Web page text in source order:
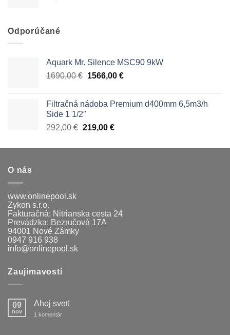
Odporúčané
Aquark Mr. Silence MSC90 9kW
1690,00€ Pôvodná
1690,00 €.
1566,00 €Aktuálna
1566,00 €.
Filtračná nádoba Premium d400mm 6,5m3/h
Side 1 1/2″
292,00€ Pôvodná
bola:
219,00 €Aktuálna
je:
O nás
www.onlinepool.sk
Zykon s.r.o.
Fakturačná: Nitrianska cesta 24
Prevádzka: Bezručová 17A
94001 Nové Zámky
0947 916 938
info@onlinepool.sk
Zaujímavosti
09
nov
Ahoj svet!
1 komentárna